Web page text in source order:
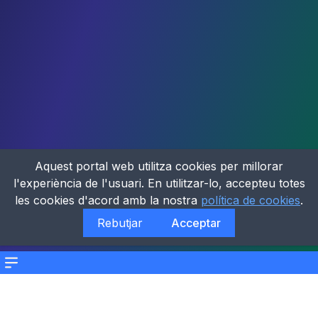
Menu
Aquest portal web utilitza cookies per millorar
l'experiència de l'usuari. En utilitzar-lo, accepteu totes
les cookies d'acord amb la nostra política de cookies.
Rebutjar
Acceptar